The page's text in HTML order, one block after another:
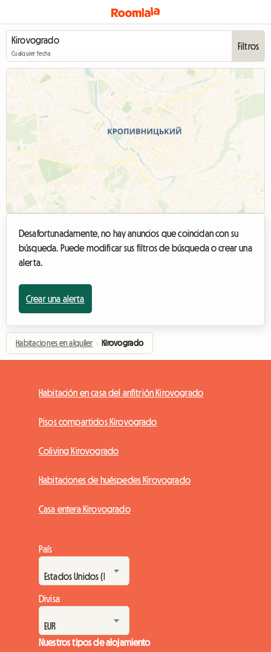
Cualquier fecha
Filtros
Desafortunadamente, no hay anuncios que coincidan con su
búsqueda. Puede modificar sus filtros de búsqueda o crear una
alerta.
Crear una alerta
Habitaciones en alquiler › Kirovogrado
Habitación en casa del anfitrión Kirovogrado
Pisos compartidos Kirovogrado
Coliving Kirovogrado
Habitaciones de huéspedes Kirovogrado
Casa entera Kirovogrado
País
Divisa
Nuestros tipos de alojamiento